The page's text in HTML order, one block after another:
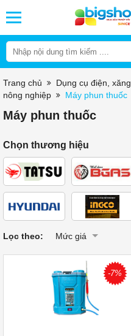
Trang chủ Dụng cụ điện, xăng
nông nghiệp
Máy phun thuốc
Máy phun thuốc
Chọn thương hiệu
Lọc theo: Mức giá
-7%